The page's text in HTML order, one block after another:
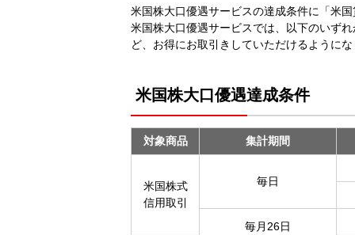
米国株大口優遇サービスの達成条件に「米
米国株大口優遇サービスでは、以下のいず
ど、お得にお取引きしていただけるように
米国株大口優遇達成条件
対象商品 集計期間
米国株式
信用取引
毎日
毎月26日